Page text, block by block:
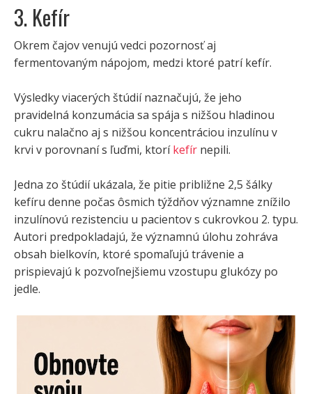
3. Kefír
Okrem čajov venujú vedci pozornosť aj
fermentovaným nápojom, medzi ktoré patrí kefír.
Výsledky viacerých štúdií naznačujú, že jeho
pravidelná konzumácia sa spája s nižšou hladinou
cukru nalačno aj s nižšou koncentráciou inzulínu v
krvi v porovnaní s ľuďmi, ktoríkefír nepili.
Jedna zo štúdií ukázala, že pitie približne 2,5 šálky
kefíru denne počas ôsmich týždňov významne znížilo
inzulínovú rezistenciu u pacientov s cukrovkou 2. typu.
Autori predpokladajú, že významnú úlohu zohráva
obsah bielkovín, ktoré spomaľujú trávenie a
prispievajú k pozvoľnejšiemu vzostupu glukózy po
jedle.